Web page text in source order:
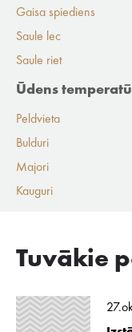
Gaisa spiediens
Saule lec
Saule riet
Ūdens
Peldvieta
Bulduri
Majori
Kauguri
Tuvākie